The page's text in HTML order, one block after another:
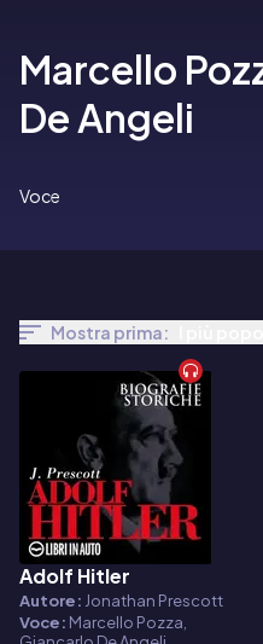
Marcello
De Angeli
Voce
Mostra prima:
Audiolibro
Adolf Hitler
Autore: Jonathan Prescott
Voce: Marcello Pozza,